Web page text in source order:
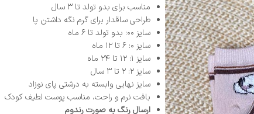
مناسب برای بدو تولد تا ۳ سال
طراحی ساقدار برای گرم نگه داشتن پا
سایز ۰۰: بدو تولد تا ۶ ماه
سایز ۰: ۶ تا ۱۲ ماه
سایز ۱: ۱۲ تا ۲۴ ماه
سایز ۲: ۲ تا ۳ سال
سایز نهایی وابسته به درشتی پای نوزاد
بافت نرم و راحت، مناسب پوست لطیف کودک
ارسال رنگ به صورت رندوم